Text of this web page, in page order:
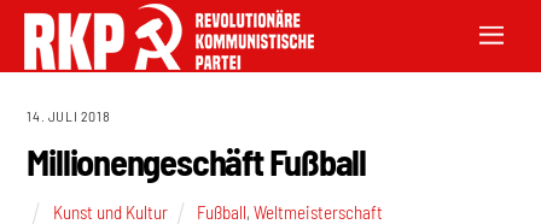
14. JULI 2018
Millionengeschäft Fußball
Kunst und Kultur Fußball,Weltmeisterschaft